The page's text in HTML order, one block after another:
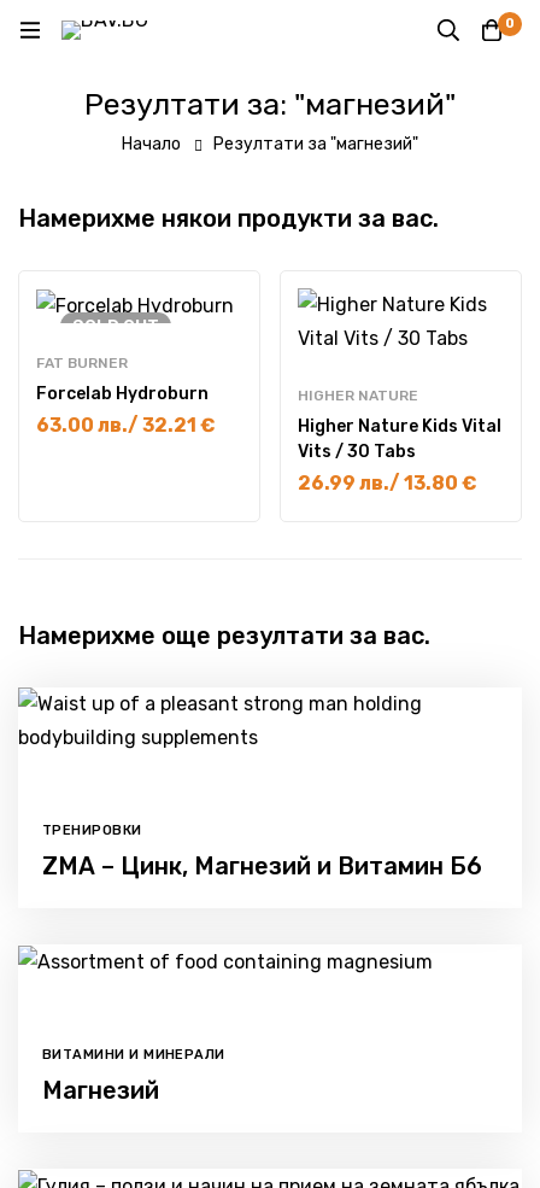
0
Резултати за: "магнезий"
Начало Резултати за "магнезий"
Намерихме някои продукти за вас.
SOLDOUT
FAT BURNER
Forcelab Hydroburn
63.00 лв./ 32.21 €
HIGHER NATURE
Higher Nature Kids Vital
Vits / 30 Tabs
26.99 лв./ 13.80 €
Намерихме още резултати за вас.
ТРЕНИРОВКИ
ZMA – Цинк, Магнезий и Витамин Б6
ВИТАМИНИ И МИНЕРАЛИ
Магнезий